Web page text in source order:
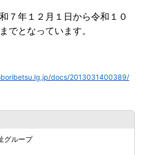
７年１２月１日から令和１０
でとなっています。
docs/2013031400389/
グループ